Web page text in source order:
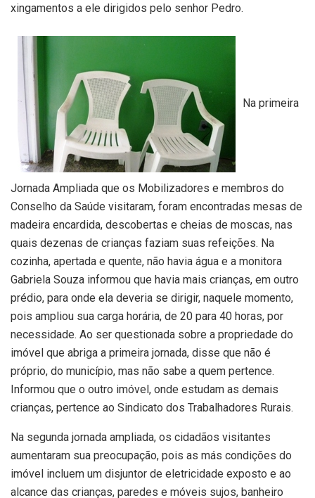
xingamentos a ele dirigidos pelo senhor Pedro.
Na primeira
Jornada Ampliada que os Mobilizadores e membros do
Conselho da Saúde visitaram, foram encontradas mesas de
madeira encardida, descobertas e cheias de moscas, nas
quais dezenas de crianças faziam suas refeições. Na
cozinha, apertada e quente, não havia água e a monitora
Gabriela Souza informou que havia mais crianças, em outro
prédio, para onde ela deveria se dirigir, naquele momento,
pois ampliou sua carga horária, de 20 para 40 horas, por
necessidade. Ao ser questionada sobre a propriedade do
imóvel que abriga a primeira jornada, disse que não é
próprio, do município, mas não sabe a quem pertence.
Informou que o outro imóvel, onde estudam as demais
crianças, pertence ao Sindicato dos Trabalhadores Rurais.
Na segunda jornada ampliada, os cidadãos visitantes
aumentaram sua preocupação, pois as más condições do
imóvel incluem um disjuntor de eletricidade exposto e ao
alcance das crianças, paredes e móveis sujos, banheiro